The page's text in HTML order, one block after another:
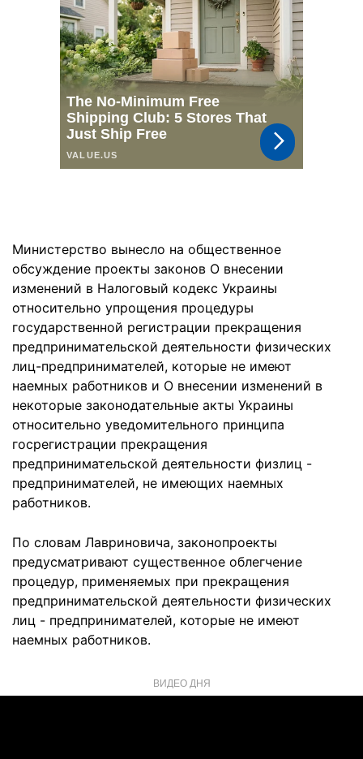
Министерство вынесло на общественное
обсуждение проекты законов О внесении
изменений в Налоговый кодекс Украины
относительно упрощения процедуры
государственной регистрации прекращения
предпринимательской деятельности физических
лиц-предпринимателей, которые не имеют
наемных работников и О внесении изменений в
некоторые законодательные акты Украины
относительно уведомительного принципа
госрегистрации прекращения
предпринимательской деятельности физлиц -
предпринимателей, не имеющих наемных
работников.
По словам Лавриновича, законопроекты
предусматривают существенное облегчение
процедур, применяемых при прекращения
предпринимательской деятельности физических
лиц - предпринимателей, которые не имеют
наемных работников.
ВИДЕО ДНЯ